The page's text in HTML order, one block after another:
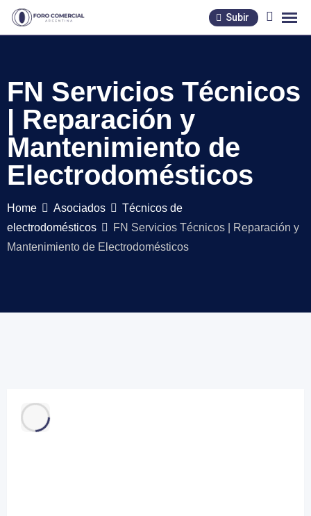
Skip
Subir
FN Servicios Técnicos
| Reparación y
Mantenimiento de
Electrodomésticos
Home Asociados
Técnicos de
electrodomésticos
FN Servicios Técnicos | Reparación y
Mantenimiento de Electrodomésticos